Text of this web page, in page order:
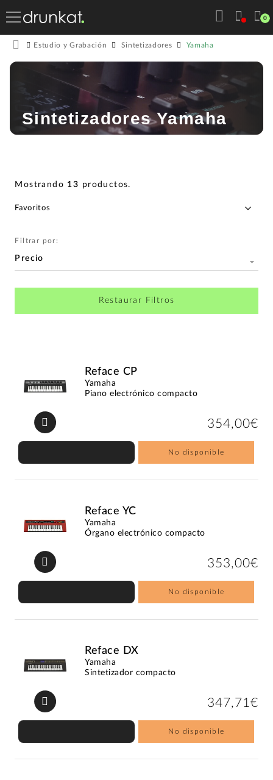
0
Estudio y Grabación Sintetizadores Yamaha
Sintetizadores Yamaha
Mostrando 13 productos.
Filtrar por:
Precio
Restaurar Filtros
Reface CP
Yamaha
Piano electrónico compacto
354,00€
No disponible
Reface YC
Yamaha
Órgano electrónico compacto
353,00€
No disponible
Reface DX
Yamaha
Sintetizador compacto
347,71€
No disponible